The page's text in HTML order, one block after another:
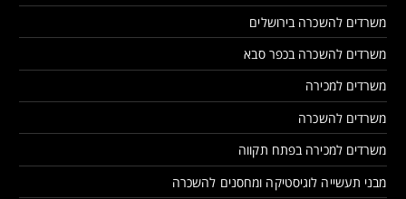
משרדים להשכרה בירושלים
משרדים להשכרה בכפר סבא
משרדים למכירה
משרדים להשכרה
משרדים למכירה בפתח תקווה
מבני תעשייה לוגיסטיקה ומחסנים להשכרה